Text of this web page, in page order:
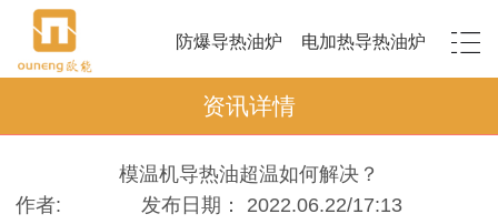
防爆导热油炉 电加热导热油炉
资讯详情
模温机导热油超温如何解决？
作者:
发布日期： 2022.06.22/17:13